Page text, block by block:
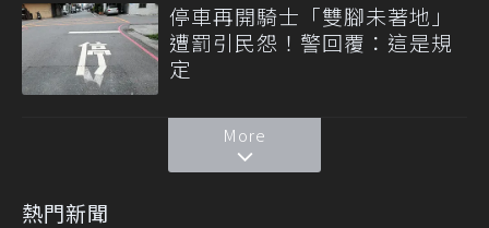
停車再開騎士「雙腳未著地」
遭罰引民怨！警回覆：這是規
定
More
熱門新聞